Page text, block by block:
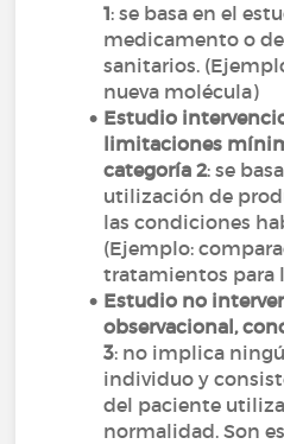
1: se basa en el
medicamento o
sanitarios.
nueva molécula)
Estudio
limitaciones
categoría 2: se
utilización de
las condiciones
(Ejemplo:
tratamientos para
Estudio no
observacional,
3: no implica
individuo y
del paciente
normalidad. Son